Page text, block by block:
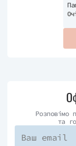
Розповімо
та